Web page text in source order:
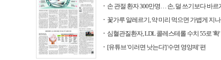
손 관절 환자 300만명… 손, 덜 쓰기보다 바르
꽃가루 알레르기, 약 미리 먹으면 가볍게 지
심혈관질환자, LDL 콜레스테롤 수치 55로 '확
[유튜브 '이러면 낫는다'] '수면 영양제' 편